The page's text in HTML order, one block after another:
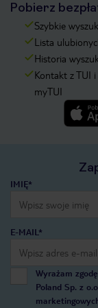
Pobierz
Szybkie
Lista
Historia
Kontakt z TUI
myTUI
IMIĘ*
E-MAIL*
Wyrażam
Poland Sp. z